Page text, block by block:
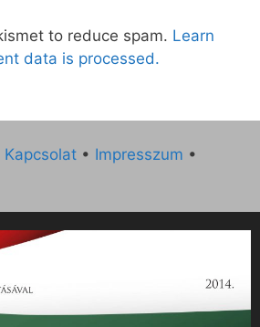
to reduce spam. Learn
data is processed.
Kapcsolat • Impresszum •